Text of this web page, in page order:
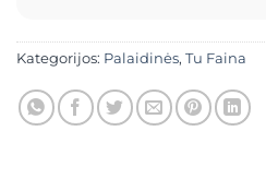
Kategorijos: Palaidinės, Tu Faina